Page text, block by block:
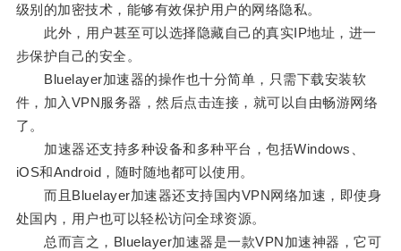
级别的加密技术，能够有效保护用户的网络隐私。
此外，用户甚至可以选择隐藏自己的真实IP地址，进一
步保护自己的安全。
Bluelayer加速器的操作也十分简单，只需下载安装软
件，加入VPN服务器，然后点击连接，就可以自由畅游网络
了。
加速器还支持多种设备和多种平台，包括Windows、
iOS和Android，随时随地都可以使用。
而且Bluelayer加速器还支持国内VPN网络加速，即使身
处国内，用户也可以轻松访问全球资源。
总而言之，Bluelayer加速器是一款VPN加速神器，它可